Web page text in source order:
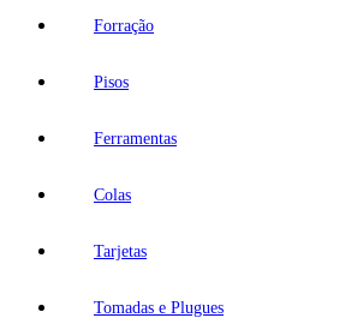
Forração
Pisos
Ferramentas
Colas
Tarjetas
Tomadas e Plugues